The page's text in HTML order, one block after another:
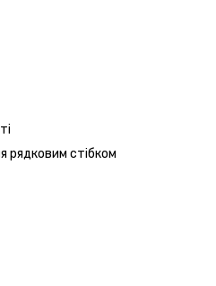
рядковим стібком